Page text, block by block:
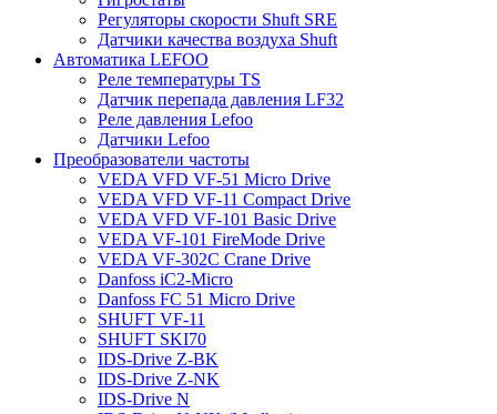
Регуляторы скорости Shuft SRE
Датчики качества воздуха Shuft
Автоматика LEFOO
Реле температуры TS
Датчик перепада давления LF32
Реле давления Lefoo
Датчики Lefoo
Преобразователи частоты
VEDA VFD VF-51 Micro Drive
VEDA VFD VF-11 Compact Drive
VEDA VFD VF-101 Basic Drive
VEDA VF-101 FireMode Drive
VEDA VF-302C Crane Drive
Danfoss iC2-Micro
Danfoss FC 51 Micro Drive
SHUFT VF-11
SHUFT SKI70
IDS-Drive Z-BK
IDS-Drive Z-NK
IDS-Drive N